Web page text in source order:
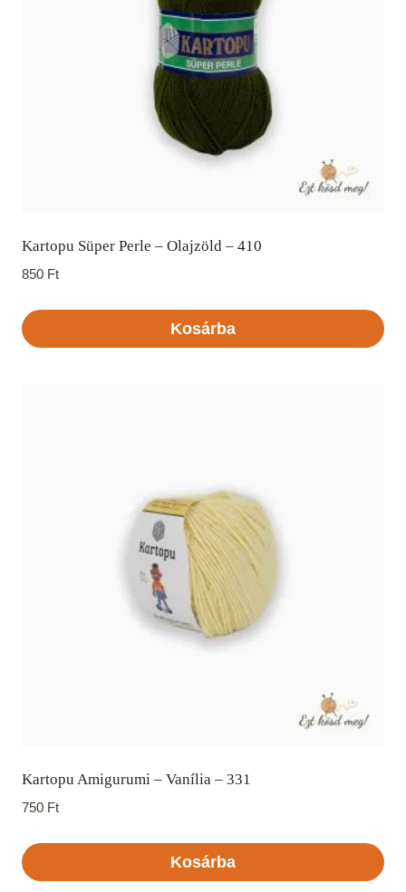
Kartopu Süper Perle – Olajzöld – 410
850 Ft
Kosárba
Kartopu Amigurumi – Vanília – 331
750 Ft
Kosárba